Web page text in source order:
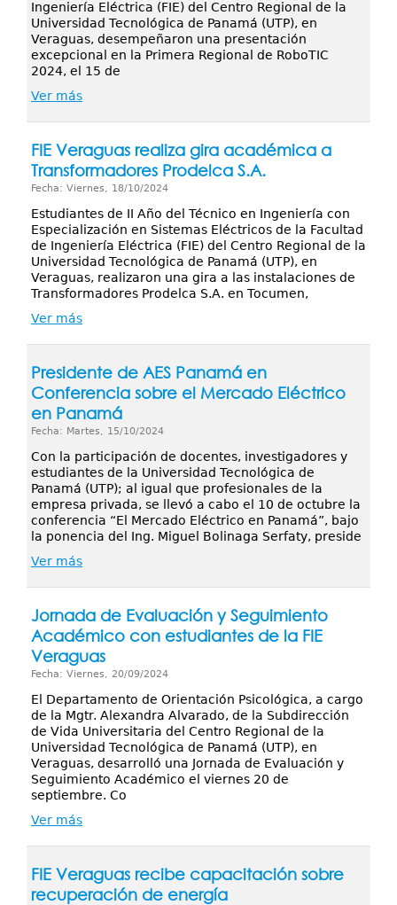
Ingeniería Eléctrica (FIE) del Centro Regional de la
Universidad Tecnológica de Panamá (UTP), en
Veraguas, desempeñaron una presentación
excepcional en la Primera Regional de RoboTIC
2024, el 15 de
Ver más
FIE Veraguas realiza gira académica a
Transformadores Prodelca S.A.
Fecha: Viernes, 18/10/2024
Estudiantes de II Año del Técnico en Ingeniería con
Especialización en Sistemas Eléctricos de la Facultad
de Ingeniería Eléctrica (FIE) del Centro Regional de la
Universidad Tecnológica de Panamá (UTP), en
Veraguas, realizaron una gira a las instalaciones de
Transformadores Prodelca S.A. en Tocumen,
Ver más
Presidente de AES Panamá en
Conferencia sobre el Mercado Eléctrico
en Panamá
Fecha: Martes, 15/10/2024
Con la participación de docentes, investigadores y
estudiantes de la Universidad Tecnológica de
Panamá (UTP); al igual que profesionales de la
empresa privada, se llevó a cabo el 10 de octubre la
conferencia “El Mercado Eléctrico en Panamá”, bajo
la ponencia del Ing. Miguel Bolinaga Serfaty, preside
Ver más
Jornada de Evaluación y Seguimiento
Académico con estudiantes de la FIE
Veraguas
Fecha: Viernes, 20/09/2024
El Departamento de Orientación Psicológica, a cargo
de la Mgtr. Alexandra Alvarado, de la Subdirección
de Vida Universitaria del Centro Regional de la
Universidad Tecnológica de Panamá (UTP), en
Veraguas, desarrolló una Jornada de Evaluación y
Seguimiento Académico el viernes 20 de
septiembre. Co
Ver más
FIE Veraguas recibe capacitación sobre
recuperación de energía